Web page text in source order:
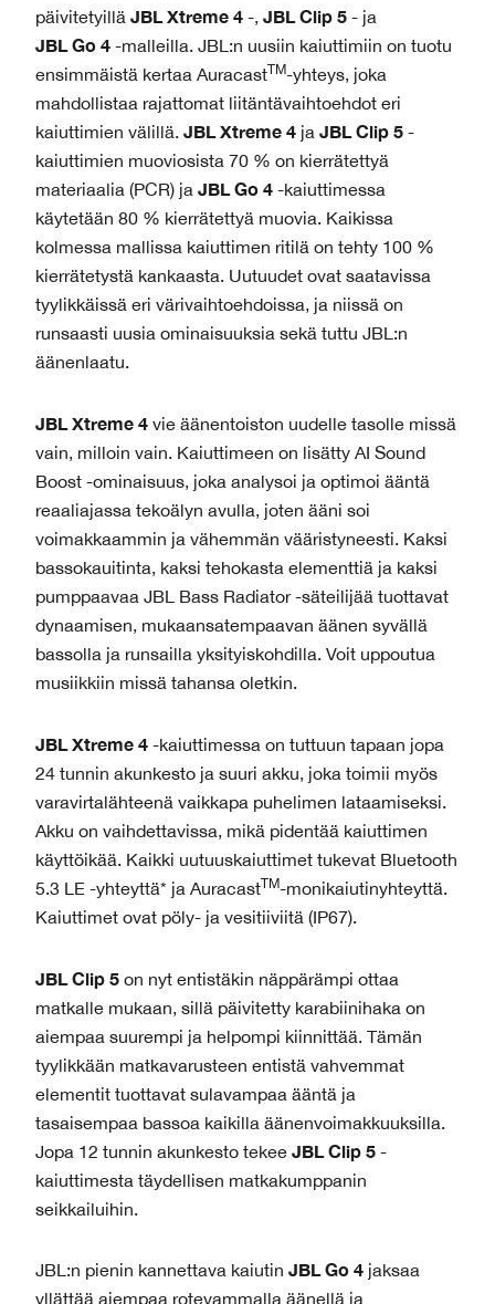
päivitetyillä JBL Xtreme 4 -, JBL Clip 5 - ja
JBL Go 4 -malleilla. JBL:n uusiin kaiuttimiin on tuotu
ensimmäistä kertaa AuracastTM-yhteys, joka
mahdollistaa rajattomat liitäntävaihtoehdot eri
kaiuttimien välillä. JBL Xtreme 4 ja JBL Clip 5 -
kaiuttimien muoviosista 70 % on kierrätettyä
materiaalia (PCR) ja JBL Go 4 -kaiuttimessa
käytetään 80 % kierrätettyä muovia. Kaikissa
kolmessa mallissa kaiuttimen ritilä on tehty 100 %
kierrätetystä kankaasta. Uutuudet ovat saatavissa
tyylikkäissä eri värivaihtoehdoissa, ja niissä on
runsaasti uusia ominaisuuksia sekä tuttu JBL:n
äänenlaatu.
JBL Xtreme 4 vie äänentoiston uudelle tasolle missä
vain, milloin vain. Kaiuttimeen on lisätty AI Sound
Boost -ominaisuus, joka analysoi ja optimoi ääntä
reaaliajassa tekoälyn avulla, joten ääni soi
voimakkaammin ja vähemmän vääristyneesti. Kaksi
bassokauitinta, kaksi tehokasta elementtiä ja kaksi
pumppaavaa JBL Bass Radiator -säteilijää tuottavat
dynaamisen, mukaansatempaavan äänen syvällä
bassolla ja runsailla yksityiskohdilla. Voit uppoutua
musiikkiin missä tahansa oletkin.
JBL Xtreme 4 -kaiuttimessa on tuttuun tapaan jopa
24 tunnin akunkesto ja suuri akku, joka toimii myös
varavirtalähteenä vaikkapa puhelimen lataamiseksi.
Akku on vaihdettavissa, mikä pidentää kaiuttimen
käyttöikää. Kaikki uutuuskaiuttimet tukevat Bluetooth
5.3 LE -yhteyttä* ja AuracastTM-monikaiutinyhteyttä.
Kaiuttimet ovat pöly- ja vesitiiviitä (IP67).
JBL Clip 5 on nyt entistäkin näppärämpi ottaa
matkalle mukaan, sillä päivitetty karabiinihaka on
aiempaa suurempi ja helpompi kiinnittää. Tämän
tyylikkään matkavarusteen entistä vahvemmat
elementit tuottavat sulavampaa ääntä ja
tasaisempaa bassoa kaikilla äänenvoimakkuuksilla.
Jopa 12 tunnin akunkesto tekee JBL Clip 5 -
kaiuttimesta täydellisen matkakumppanin
seikkailuihin.
JBL:n pienin kannettava kaiutin JBL Go 4 jaksaa
yllättää aiempaa rotevammalla äänellä ja